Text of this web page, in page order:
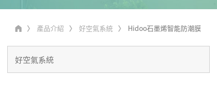
產品介紹 好空氣系統 Hidoo石墨烯智能防潮膜